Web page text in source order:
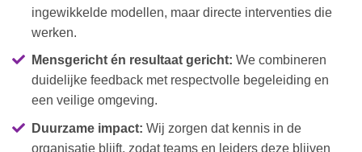
ingewikkelde modellen, maar directe interventies die
werken.
Mensgericht én resultaat gericht: We combineren
duidelijke feedback met respectvolle begeleiding en
een veilige omgeving.
Duurzame impact: Wij zorgen dat kennis in de
organisatie blijft, zodat teams en leiders deze blijven